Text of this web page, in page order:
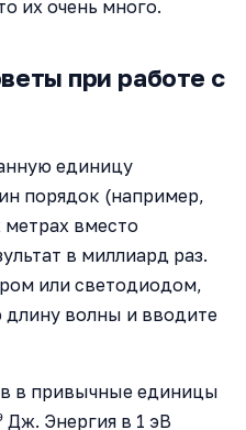
их очень много.
при работе с
единицу
порядок (например,
вместо
в миллиард раз.
или светодиодом,
длину волны и вводите
в привычные единицы
Дж. Энергия в 1 эВ